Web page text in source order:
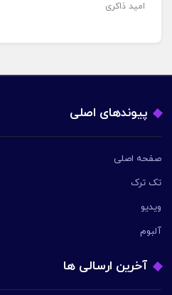
امید ذاکری
پیوندهای اصلی
صفحه اصلی
تک ترک
ویدیو
آلبوم
آخرین ارسالی ها